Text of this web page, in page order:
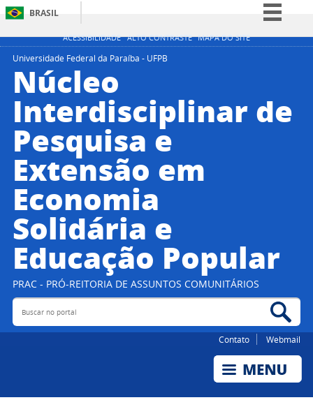
ACESSIBILIDADE ALTO CONTRASTE MAPA DO SITE
BRASIL
Simplifique!
Acesso à informação
Legislação
Universidade Federal da Paraíba - UFPB
Núcleo
Interdisciplinar de
Pesquisa e
Extensão em
Economia
Solidária e
Educação Popular
PRAC - PRÓ-REITORIA DE ASSUNTOS COMUNITÁRIOS
Buscar no portal
Contato Webmail